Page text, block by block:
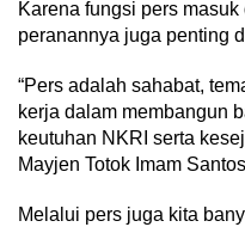
Karena fungsi pers
peranannya juga penting
“Pers adalah sahabat,
kerja dalam membangun
keutuhan NKRI serta
Mayjen Totok Imam
Melalui pers juga kita